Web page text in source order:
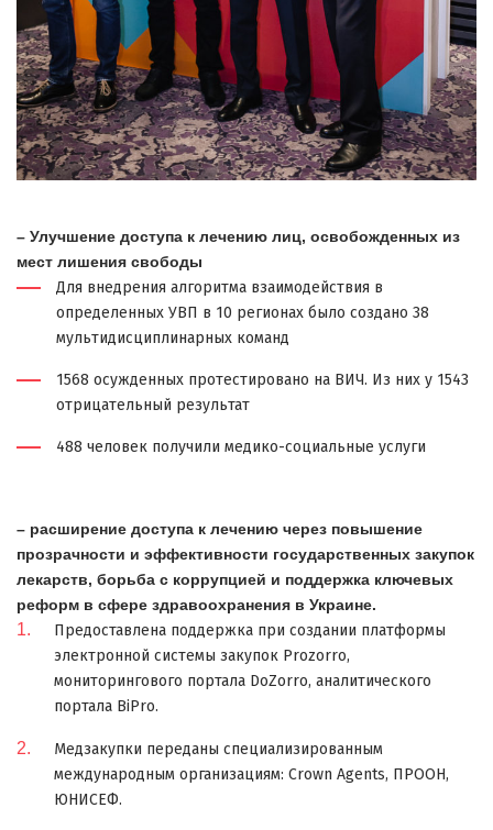
– Улучшение доступа к лечению лиц, освобожденных из
мест лишения свободы
Для внедрения алгоритма взаимодействия в
определенных УВП в 10 регионах было создано 38
мультидисциплинарных команд
1568 осужденных протестировано на ВИЧ. Из них у 1543
отрицательный результат
488 человек получили медико-социальные услуги
– расширение доступа к лечению через повышение
прозрачности и эффективности государственных закупок
лекарств, борьба с коррупцией и поддержка ключевых
реформ в сфере здравоохранения в Украине.
Предоставлена поддержка при создании платформы
электронной системы закупок Prozorro,
мониторингового портала DoZorro, аналитического
портала BiPro.
Медзакупки переданы специализированным
международным организациям: Crown Agents, ПРООН,
ЮНИСЕФ.